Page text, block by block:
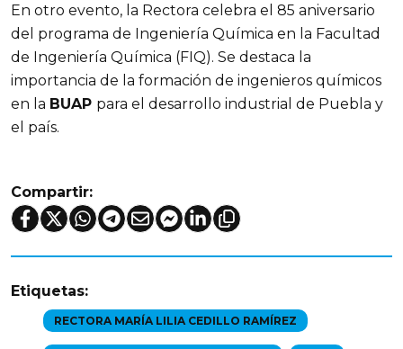
En otro evento, la Rectora celebra el 85 aniversario
del programa de Ingeniería Química en la Facultad
de Ingeniería Química (FIQ). Se destaca la
importancia de la formación de ingenieros químicos
en la BUAP para el desarrollo industrial de Puebla y
el país.
Compartir:
Etiquetas:
RECTORA MARÍA LILIA CEDILLO RAMÍREZ